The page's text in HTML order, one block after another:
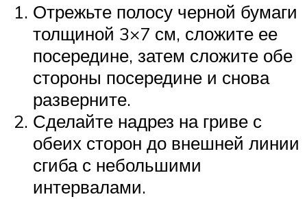
Отрежьте полосу черной бумаги
толщиной 3×7 см, сложите ее
посередине, затем сложите обе
стороны посередине и снова
разверните.
Сделайте надрез на гриве с
обеих сторон до внешней линии
сгиба с небольшими
интервалами.